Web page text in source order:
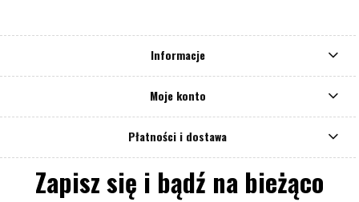
Informacje
Moje konto
Płatności i dostawa
Zapisz się i bądź na bieżąco